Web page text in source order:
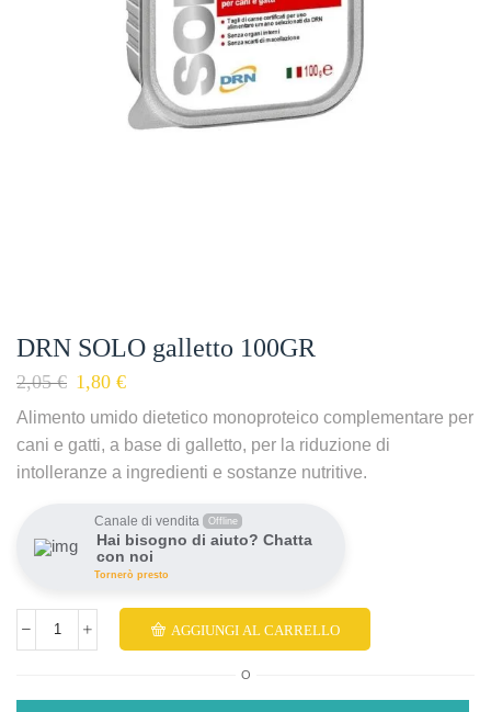
DRN SOLO galletto 100GR
2,05€ 1,80 €
Alimento umido dietetico monoproteico complementare per
cani e gatti, a base di galletto, per la riduzione di
intolleranze a ingredienti e sostanze nutritive.
Canale di vendita Offline
Hai bisogno di aiuto? Chatta
con noi
Tornerò presto
AGGIUNGI AL CARRELLO
O